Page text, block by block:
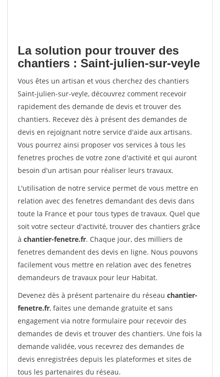
La solution pour trouver des
chantiers : Saint-julien-sur-veyle
Vous êtes un artisan et vous cherchez des chantiers
Saint-julien-sur-veyle, découvrez comment recevoir
rapidement des demande de devis et trouver des
chantiers. Recevez dès à présent des demandes de
devis en rejoignant notre service d'aide aux artisans.
Vous pourrez ainsi proposer vos services à tous les
fenetres proches de votre zone d'activité et qui auront
besoin d'un artisan pour réaliser leurs travaux.
L'utilisation de notre service permet de vous mettre en
relation avec des fenetres demandant des devis dans
toute la France et pour tous types de travaux. Quel que
soit votre secteur d'activité, trouver des chantiers grâce
à chantier-fenetre.fr. Chaque jour, des milliers de
fenetres demandent des devis en ligne. Nous pouvons
facilement vous mettre en relation avec des fenetres
demandeurs de travaux pour leur Habitat.
Devenez dès à présent partenaire du réseau chantier-
fenetre.fr, faites une demande gratuite et sans
engagement via notre formulaire pour recevoir des
demandes de devis et trouver des chantiers. Une fois la
demande validée, vous recevrez des demandes de
devis enregistrées depuis les plateformes et sites de
tous les partenaires du réseau.